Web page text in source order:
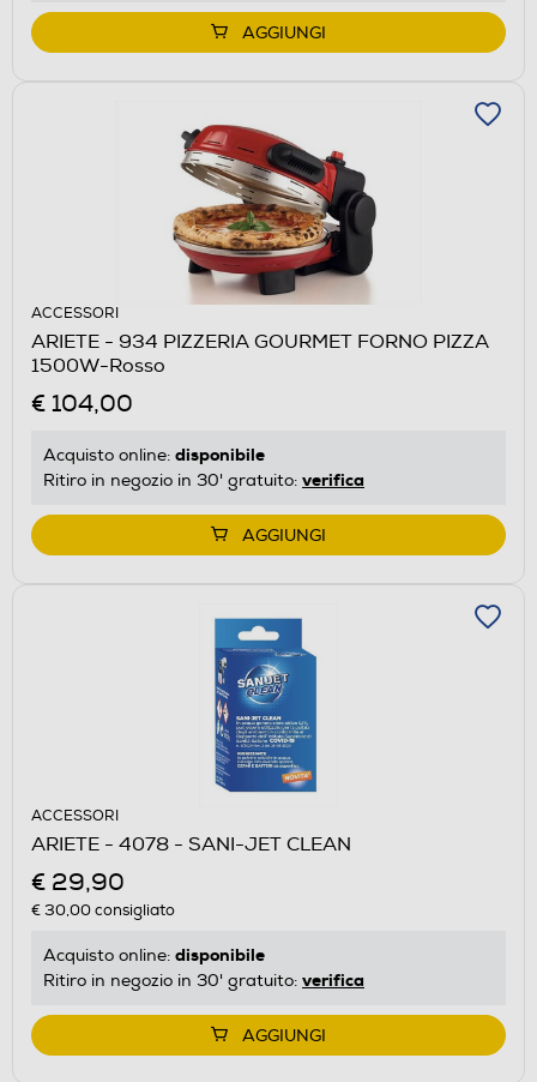
AGGIUNGI
ACCESSORI
ARIETE - 934 PIZZERIA GOURMET FORNO PIZZA
1500W-Rosso
€ 104,00
Acquisto online: disponibile
Ritiro in negozio in 30' gratuito: verifica
AGGIUNGI
ACCESSORI
ARIETE - 4078 - SANI-JET CLEAN
€ 29,90
€ 30,00consigliato
Acquisto online: disponibile
Ritiro in negozio in 30' gratuito: verifica
AGGIUNGI